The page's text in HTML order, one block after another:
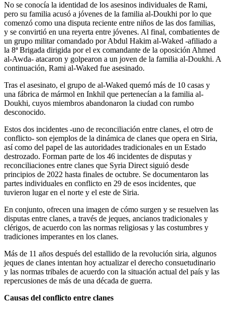
No se conocía la identidad de los asesinos individuales de Rami,
pero su familia acusó a jóvenes de la familia al-Doukhi por lo que
comenzó como una disputa reciente entre niños de las dos familias,
y se convirtió en una reyerta entre jóvenes. Al final, combatientes de
un grupo militar comandado por Abdul Hakim al-Waked -afiliado a
la 8ª Brigada dirigida por el ex comandante de la oposición Ahmed
al-Awda- atacaron y golpearon a un joven de la familia al-Doukhi. A
continuación, Rami al-Waked fue asesinado.
Tras el asesinato, el grupo de al-Waked quemó más de 10 casas y
una fábrica de mármol en Inkhil que pertenecían a la familia al-
Doukhi, cuyos miembros abandonaron la ciudad con rumbo
desconocido.
Estos dos incidentes -uno de reconciliación entre clanes, el otro de
conflicto- son ejemplos de la dinámica de clanes que opera en Siria,
así como del papel de las autoridades tradicionales en un Estado
destrozado. Forman parte de los 46 incidentes de disputas y
reconciliaciones entre clanes que Syria Direct siguió desde
principios de 2022 hasta finales de octubre. Se documentaron las
partes individuales en conflicto en 29 de esos incidentes, que
tuvieron lugar en el norte y el este de Siria.
En conjunto, ofrecen una imagen de cómo surgen y se resuelven las
disputas entre clanes, a través de jeques, ancianos tradicionales y
clérigos, de acuerdo con las normas religiosas y las costumbres y
tradiciones imperantes en los clanes.
Más de 11 años después del estallido de la revolución siria, algunos
jeques de clanes intentan hoy actualizar el derecho consuetudinario
y las normas tribales de acuerdo con la situación actual del país y las
repercusiones de más de una década de guerra.
Causas del conflicto entre clanes